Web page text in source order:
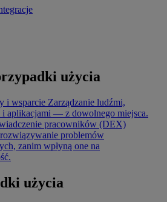
użycia
i wsparcie Zarządzanie ludźmi,
i aplikacjami — z dowolnego miejsca.
pracowników (DEX)
problemów
zanim wpłyną one na
użycia